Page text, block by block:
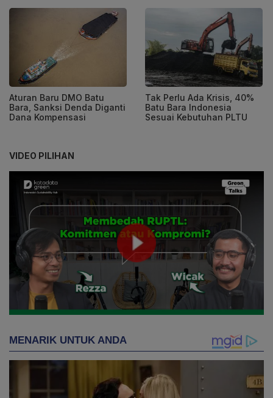
Aturan Baru DMO Batu
Bara, Sanksi Denda Diganti
Dana Kompensasi
Tak Perlu Ada Krisis, 40%
Batu Bara Indonesia
Sesuai Kebutuhan PLTU
VIDEO PILIHAN